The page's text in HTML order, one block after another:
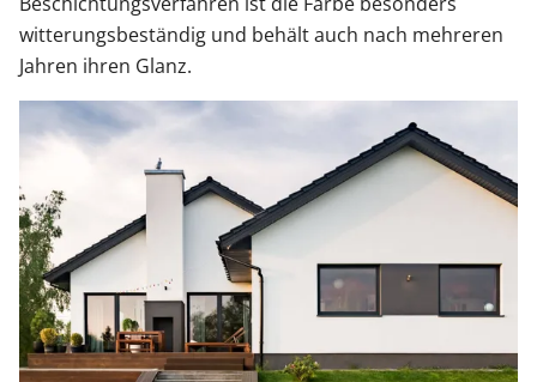
witterungsbeständig und behält auch nach mehreren
Jahren ihren Glanz.